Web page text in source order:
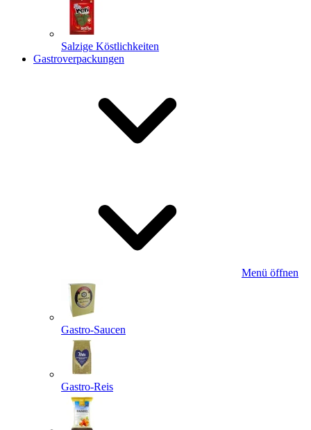
Salzige Köstlichkeiten
Gastroverpackungen
Menü öffnen
Gastro-Saucen
Gastro-Reis